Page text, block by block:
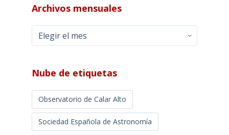
Archivos mensuales
Archivos
mensuales
Nube de etiquetas
Observatorio de Calar Alto
Sociedad Española de Astronomía